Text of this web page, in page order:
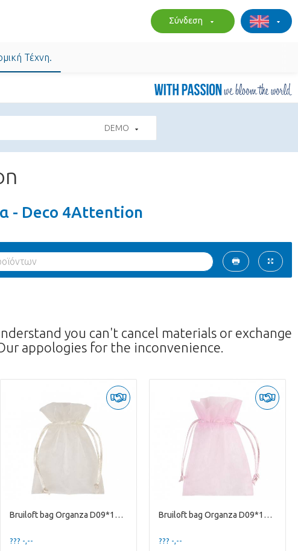
Σύνδεση
Τέχνη.
DEMO
- Deco 4Attention
you can't cancel materials or exchange
appologies for the inconvenience.
Bruiloft bag Organza D09*12cm
??? -,--
Bruiloft bag Organza D09*12cm
??? -,--